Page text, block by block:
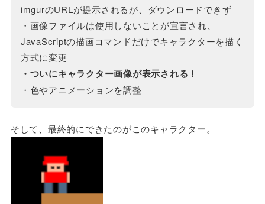
imgurのURLが提示されるが、ダウンロードできず
・画像ファイルは使用しないことが宣言され、
JavaScriptの描画コマンドだけでキャラクターを描く
方式に変更
・ついにキャラクター画像が表示される！
・色やアニメーションを調整
そして、最終的にできたのがこのキャラクター。